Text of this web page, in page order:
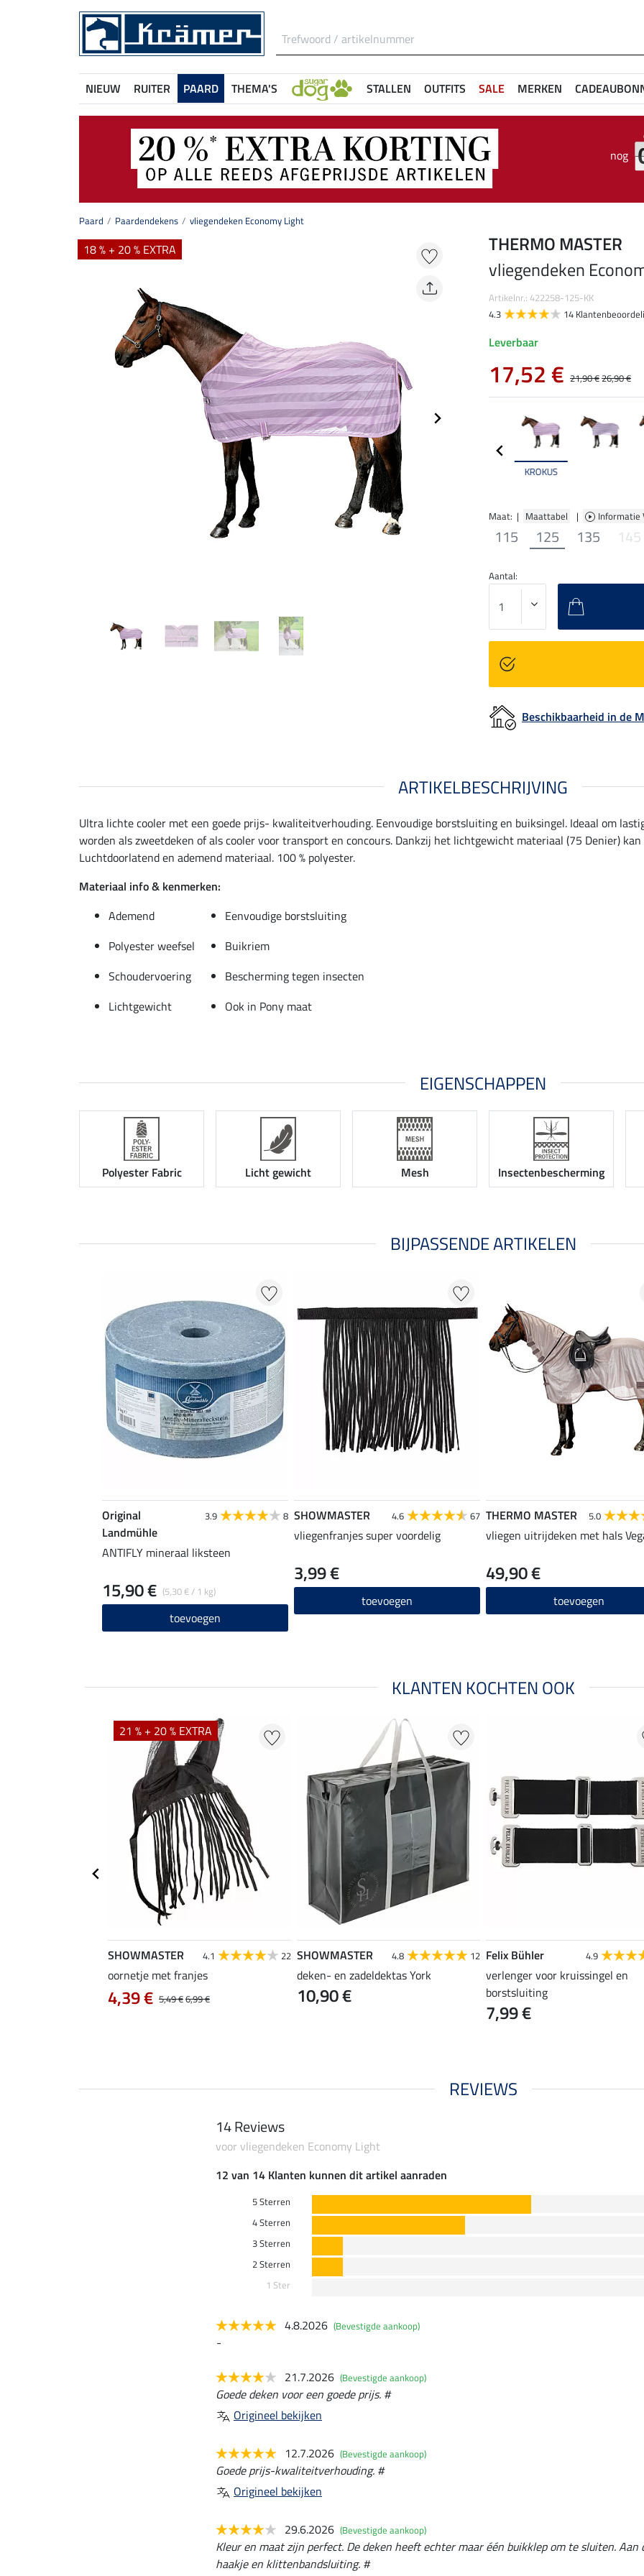
NIEUW RUITER PAARD THEMA'S STALLEN OUTFITS SALE MERKEN
nog
Paard Paardendekens vliegendeken Economy Light
18 % + 20 % EXTRA
KROKUS
Maat: | Maattabel | Informatie
115 125 135 145
THERMO MASTER
vliegendeken
Artikelnr.: 422258-125-KK
4.3
14
Leverbaar
17,52 € 21,90 €26,90 €
Aantal:
Beschikbaarheid in de
ARTIKELBESCHRIJVING
Ultra lichte cooler met een goede prijs- kwaliteitverhouding. Eenvoudige borstsluiting en buiksingel. Ideaal om
worden als zweetdeken of als cooler voor transport en concours. Dankzij het lichtgewicht materiaal (75 Denier)
Luchtdoorlatend en ademend materiaal. 100 % polyester.
Materiaal info & kenmerken:
Ademend
Eenvoudige borstsluiting
Polyester weefsel
Buikriem
Schoudervoering
Bescherming tegen insecten
Lichtgewicht
Ook in Pony maat
EIGENSCHAPPEN
Polyester Fabric Licht gewicht Mesh Insectenbescherming
BIJPASSENDE ARTIKELEN
Original
Landmühle
3.9 8
ANTIFLY mineraal liksteen
(5,30 € / 1 kg)
15,90 €
toevoegen
SHOWMASTER 4.6 67
vliegenfranjes super voordelig
3,99 €
toevoegen
THERMO MASTER 5.0
vliegen uitrijdeken met hals
49,90 €
toevoegen
KLANTEN KOCHTEN OOK
21 % + 20 % EXTRA
SHOWMASTER 4.1 22
oornetje met franjes
5,49 €6,99 €
4,39 €
SHOWMASTER 4.8 12
deken- en zadeldektas York
10,90 €
Felix Bühler 4.9
verlenger voor kruissingel en
borstsluiting
7,99 €
REVIEWS
14 Reviews
voor vliegendeken Economy Light
12 van 14 Klanten kunnen dit artikel aanraden
5 Sterren
4 Sterren
3 Sterren
2 Sterren
1 Ster
4.8.2026 (Bevestigde aankoop)
-
21.7.2026 (Bevestigde aankoop)
Goede deken voor een goede prijs. #
Origineel bekijken
12.7.2026 (Bevestigde aankoop)
Goede prijs-kwaliteitverhouding. #
Origineel bekijken
29.6.2026 (Bevestigde aankoop)
Kleur en maat zijn perfect. De deken heeft echter maar één buikklep om te sluiten.
haakje en klittenbandsluiting. #